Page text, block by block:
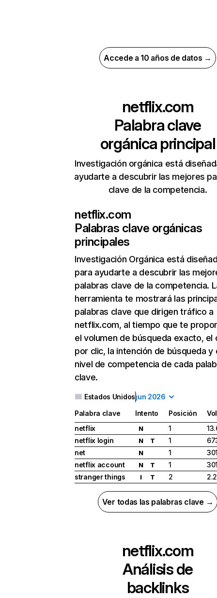
Accede a 10 años de datos →
netflix.com
Palabra clave
orgánica principal
Investigación orgánica está
ayudarte a descubrir las mejores
clave de la competencia.
netflix.com
Palabras clave orgánicas
principales
Investigación Orgánica está
para ayudarte a descubrir las
palabras clave de la competencia.
herramienta te mostrará las
palabras clave que dirigen tráfico a
netflix.com, al tiempo que te
el volumen de búsqueda exacto, el
por clic, la intención de búsqueda y
nivel de competencia de cada
clave.
Estados Unidosjun 2026
Palabra clave Intento Posición
netflix
N 1
netflix login
N T 1
net
N 1
netflix account
N T 1
stranger things
I T 2
Ver todas las palabras clave →
netflix.com
Análisis de
backlinks